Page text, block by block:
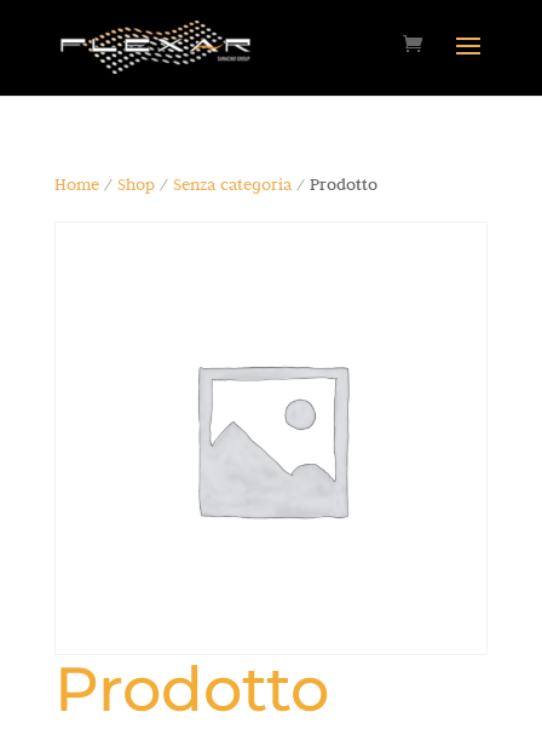
Home/ Shop/ Senza categoria/ Prodotto
Prodotto